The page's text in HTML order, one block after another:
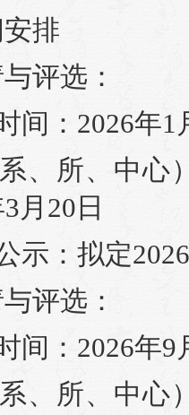
安排
评选：
间：2026年1
、所、中心
月20日
示：拟定
评选：
间：2026年9
、所、中心